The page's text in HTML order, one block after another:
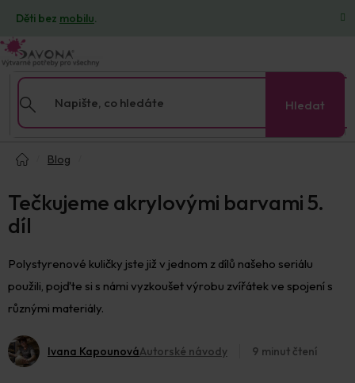
obsah
Děti bez mobilu.
Hledat
Blog
Tečkujeme akrylovými barvami 5.
díl
Polystyrenové kuličky jste již v jednom z dílů našeho seriálu
použili, pojďte si s námi vyzkoušet výrobu zvířátek ve spojení s
různými materiály.
Ivana KapounováAutorské návody 9 minut čtení